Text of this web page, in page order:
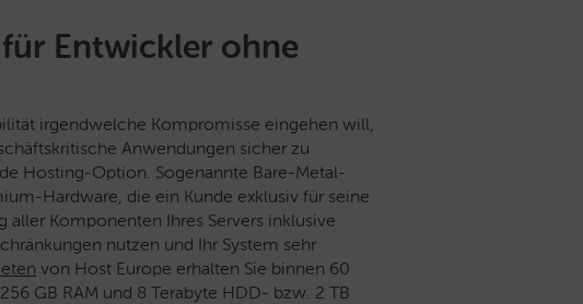
Entwickler ohne
irgendwelche Kompromisse eingehen will,
Anwendungen sicher zu
Hosting-Option. Sogenannte Bare-Metal-
Hardware, die ein Kunde exklusiv für seine
Komponenten Ihres Servers inklusive
nutzen und Ihr System sehr
von Host Europe erhalten Sie binnen 60
GB RAM und 8 Terabyte HDD- bzw. 2 TB